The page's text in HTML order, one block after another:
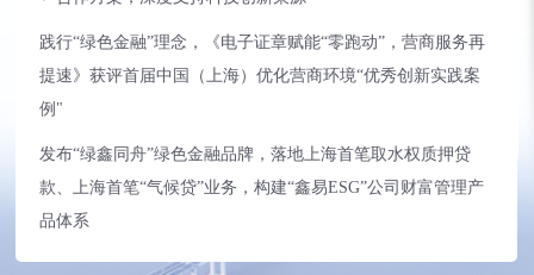
践行“绿色金融”理念，《电子证章赋能“零跑动”，营商服务再
提速》获评首届中国（上海）优化营商环境“优秀创新实践案
例"
发布“绿鑫同舟”绿色金融品牌，落地上海首笔取水权质押贷
款、上海首笔“气候贷”业务，构建“鑫易ESG”公司财富管理产
品体系